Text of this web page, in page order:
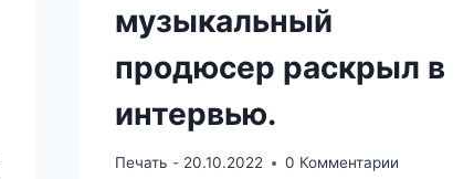
музыкальный
продюсер раскрыл в
интервью.
Печать - 20.10.2022 0 Комментарии